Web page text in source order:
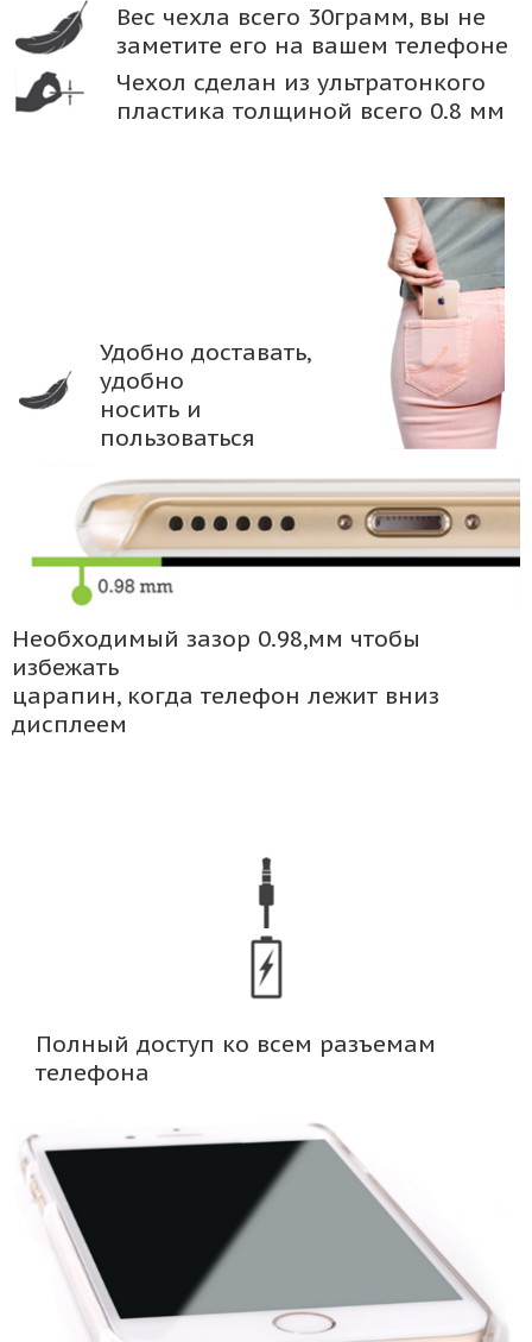
Вес чехла всего 30грамм, вы не
заметите его на вашем телефоне
Чехол сделан из ультратонкого
пластика толщиной всего 0.8 мм
Удобно доставать,
удобно
носить и
пользоваться
Необходимый зазор 0.98,мм чтобы
избежать
царапин, когда телефон лежит вниз
дисплеем
Полный доступ ко всем разъемам
телефона